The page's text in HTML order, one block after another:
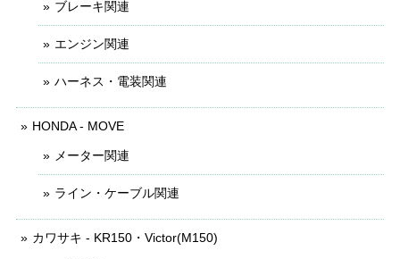
ブレーキ関連
エンジン関連
ハーネス・電装関連
HONDA - MOVE
メーター関連
ライン・ケーブル関連
カワサキ - KR150・Victor(M150)